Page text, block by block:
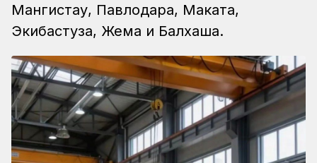
Мангистау, Павлодара, Маката,
Экибастуза, Жема и Балхаша.